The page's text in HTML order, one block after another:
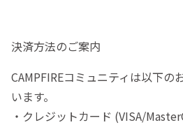
決済方法のご案内
CAMPFIREコミュニティは以下の
います。
・クレジットカード (VISA/